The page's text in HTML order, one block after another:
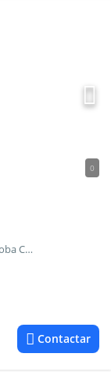
0
Siete Soles, Countries y Barrios Cerrados en Cordoba Capital
Contactar